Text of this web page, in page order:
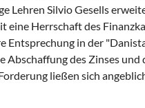
Lehren Silvio Gesells
eine Herrschaft des
Entsprechung in der
Abschaffung des Zinses und
ließen sich